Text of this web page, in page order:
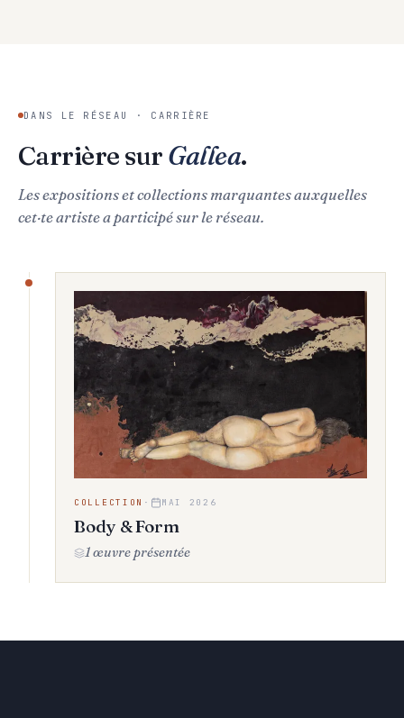
DANS LE RÉSEAU · CARRIÈRE
Carrière sur Gallea.
Les expositions et collections marquantes auxquelles
cet·te artiste a participé sur le réseau.
COLLECTION · MAI 2026
Body & Form
1 œuvre présentée